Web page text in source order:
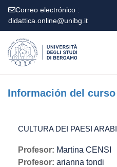
Correo electrónico :
didattica.online@unibg.it
Información del curso
CULTURA DEI PAESI
Profesor: Martina CENSI
Profesor: arianna tondi